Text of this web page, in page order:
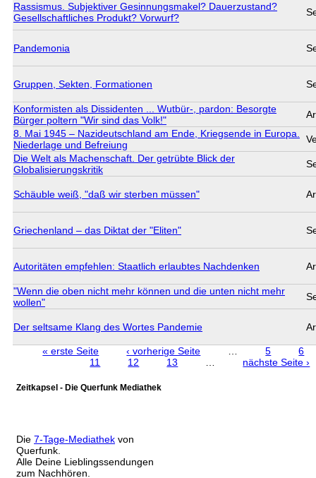
Rassismus. Subjektiver Gesinnungsmakel? Dauerzustand?
Gesellschaftliches Produkt? Vorwurf?
Pandemonia
Gruppen, Sekten, Formationen
Konformisten als Dissidenten ... Wutbür-, pardon: Besorgte
Bürger poltern "Wir sind das Volk!"
8. Mai 1945 – Nazideutschland am Ende, Kriegsende in Europa.
Niederlage und Befreiung
Die Welt als Machenschaft. Der getrübte Blick der
Globalisierungskritik
Schäuble weiß, "daß wir sterben müssen"
Griechenland – das Diktat der "Eliten"
Autoritäten empfehlen: Staatlich erlaubtes Nachdenken
"Wenn die oben nicht mehr können und die unten nicht mehr
wollen"
Der seltsame Klang des Wortes Pandemie
« erste Seite ‹ vorherige Seite … 5
6
11
12 13 … nächste Seite ›
Zeitkapsel - Die Querfunk Mediathek
Die 7-Tage-Mediathek von
Querfunk.
Alle Deine Lieblingssendungen
zum Nachhören.